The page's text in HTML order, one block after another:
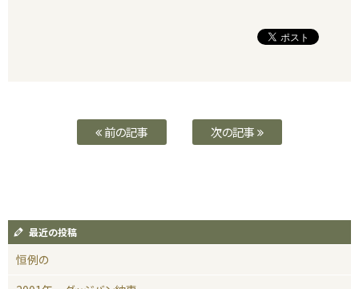
前の記事 次の記事
最近の投稿
恒例の